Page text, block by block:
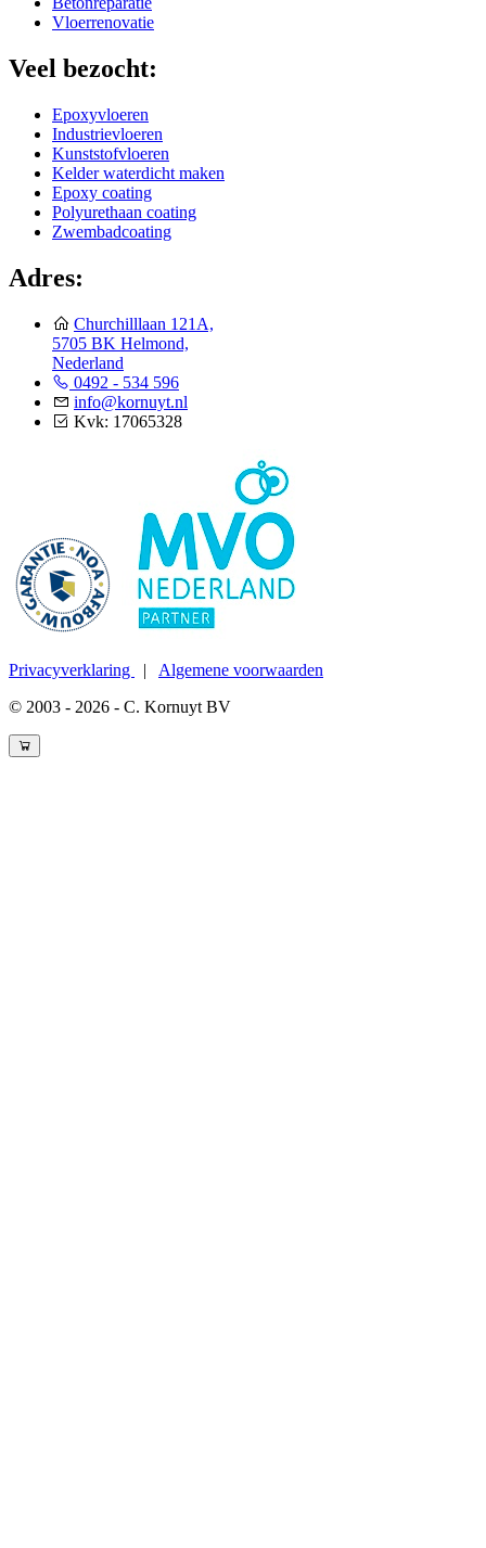
Vloerrenovatie
Veel bezocht:
Epoxyvloeren
Industrievloeren
Kunststofvloeren
Kelder waterdicht maken
Epoxy coating
Polyurethaan coating
Zwembadcoating
Adres:
Churchilllaan 121A,
5705 BK Helmond,
Nederland
0492 - 534 596
info@kornuyt.nl
Kvk: 17065328
Privacyverklaring | Algemene voorwaarden
© 2003 - 2026 - C. Kornuyt BV